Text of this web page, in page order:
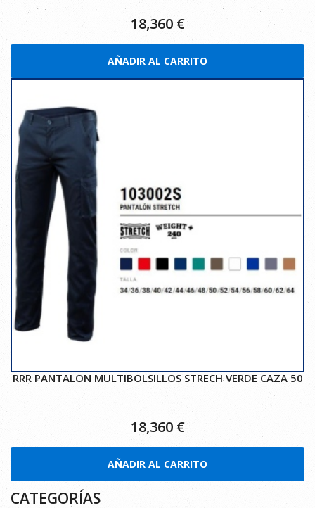
18,360 €
AÑADIR AL CARRITO
RRR PANTALON MULTIBOLSILLOS STRECH VERDE CAZA 50
18,360€
AÑADIR AL CARRITO
CATEGORÍAS